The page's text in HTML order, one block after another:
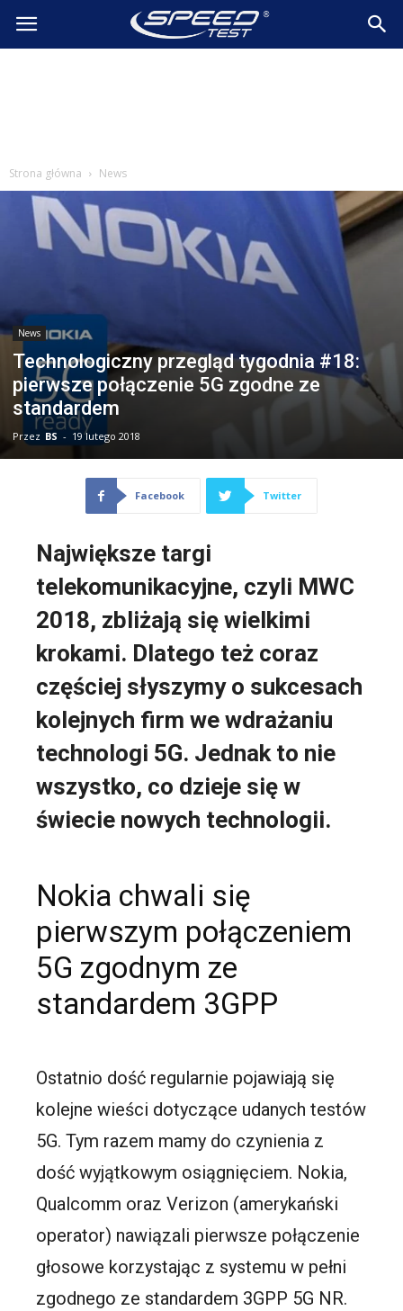
SpeedTest.pl
Strona główna News
News
Technologiczny przegląd tygodnia #18:
pierwsze połączenie 5G zgodne ze
standardem
Przez BS - 19 lutego 2018
Facebook Twitter
Największe targi
telekomunikacyjne, czyli MWC
2018, zbliżają się wielkimi
krokami. Dlatego też coraz
częściej słyszymy o sukcesach
kolejnych firm we wdrażaniu
technologi 5G. Jednak to nie
wszystko, co dzieje się w
świecie nowych technologii.
Nokia chwali się
pierwszym połączeniem
5G zgodnym ze
standardem 3GPP
Ostatnio dość regularnie pojawiają się
kolejne wieści dotyczące udanych testów
5G. Tym razem mamy do czynienia z
dość wyjątkowym osiągnięciem. Nokia,
Qualcomm oraz Verizon (amerykański
operator) nawiązali pierwsze połączenie
głosowe korzystając z systemu w pełni
zgodnego ze standardem 3GPP 5G NR.